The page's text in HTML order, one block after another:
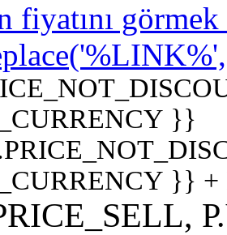
fiyatını
}}
}}